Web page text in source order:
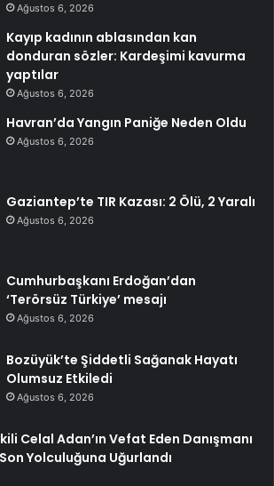
Ağustos 6, 2026
Kayıp kadının ablasından kan
donduran sözler: Kardeşimi kavurma
yaptılar
Ağustos 6, 2026
Havran’da Yangın Paniğe Neden Oldu
Ağustos 6, 2026
Gaziantep’te TIR Kazası: 2 Ölü, 2 Yaralı
Ağustos 6, 2026
Cumhurbaşkanı Erdoğan’dan
‘Terörsüz Türkiye’ mesajı
Ağustos 6, 2026
Bozüyük’te Şiddetli Sağanak Hayatı
Olumsuz Etkiledi
Ağustos 6, 2026
Celal Adan’ın Vefat Eden Danışmanı
Yolculuğuna Uğurlandı